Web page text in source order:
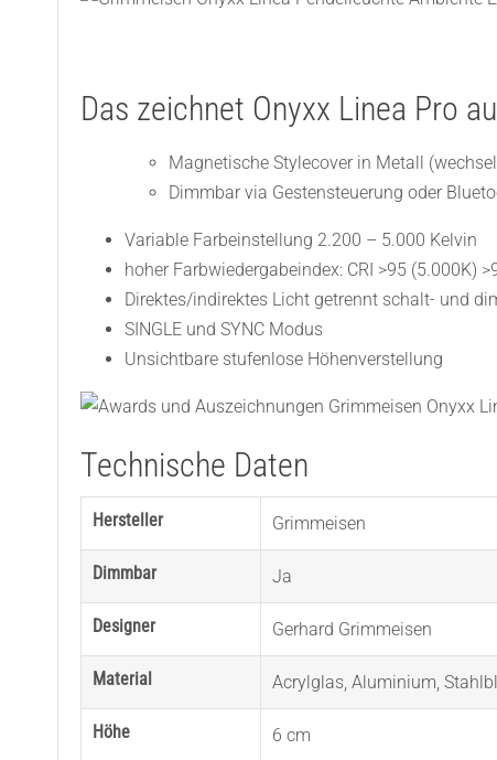
Das zeichnet Onyxx Linea Pro
Magnetische Stylecover in Metall
Dimmbar via Gestensteuerung oder
Variable Farbeinstellung 2.200 – 5.000 Kelvin
hoher Farbwiedergabeindex: CRI >95 (5.000K)
Direktes/indirektes Licht getrennt schalt- und
SINGLE und SYNC Modus
Unsichtbare stufenlose Höhenverstellung
Technische Daten
Hersteller Grimmeisen
Dimmbar Ja
Designer Gerhard Grimmeisen
Material Acrylglas, Aluminium,
Höhe 6 cm